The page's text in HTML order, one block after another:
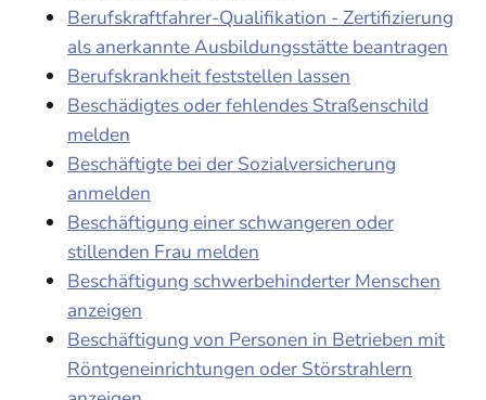
Berufskraftfahrer-Qualifikation - Zertifizierung
als anerkannte Ausbildungsstätte beantragen
Berufskrankheit feststellen lassen
Beschädigtes oder fehlendes Straßenschild
melden
Beschäftigte bei der Sozialversicherung
anmelden
Beschäftigung einer schwangeren oder
stillenden Frau melden
Beschäftigung schwerbehinderter Menschen
anzeigen
Beschäftigung von Personen in Betrieben mit
Röntgeneinrichtungen oder Störstrahlern